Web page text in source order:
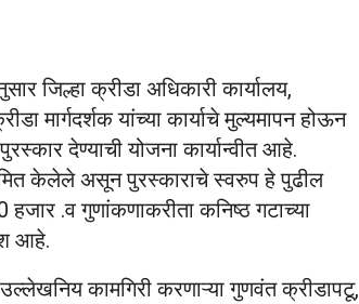
जिल्हा क्रीडा अधिकारी कार्यालय,
मार्गदर्शक यांच्या कार्याचे मुल्यमापन होऊन
देण्याची योजना कार्यान्वीत आहे.
केलेले असून पुरस्काराचे स्वरुप हे पुढील
.व गुणांकणाकरीता कनिष्ठ गटाच्या
आहे.
उल्लेखनिय कामगिरी करणाऱ्या गुणवंत क्रीडापटू,